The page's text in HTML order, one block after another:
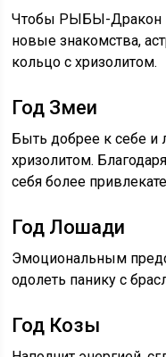
Чтобы РЫБЫ-Дракон
новые знакомства,
кольцо с хризолитом.
Год Змеи
Быть добрее к себе и
хризолитом.
себя более
Год Лошади
Эмоциональным
одолеть панику с
Год Козы